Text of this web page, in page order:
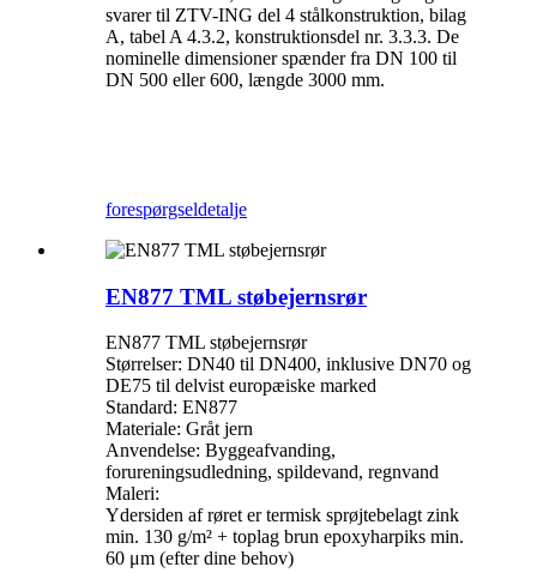
svarer til ZTV-ING del 4 stålkonstruktion, bilag
A, tabel A 4.3.2, konstruktionsdel nr. 3.3.3. De
nominelle dimensioner spænder fra DN 100 til
DN 500 eller 600, længde 3000 mm.
forespørgseldetalje
EN877 TML støbejernsrør
EN877 TML støbejernsrør
Størrelser: DN40 til DN400, inklusive DN70 og
DE75 til delvist europæiske marked
Standard: EN877
Materiale: Gråt jern
Anvendelse: Byggeafvanding,
forureningsudledning, spildevand, regnvand
Maleri:
Ydersiden af ​​røret er termisk sprøjtebelagt zink
min. 130 g/m² + toplag brun epoxyharpiks min.
60 μm (efter dine behov)